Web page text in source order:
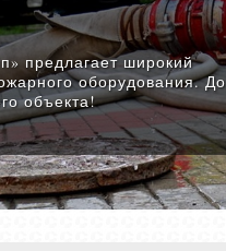
предлагает широкий
оборудования.
объекта!